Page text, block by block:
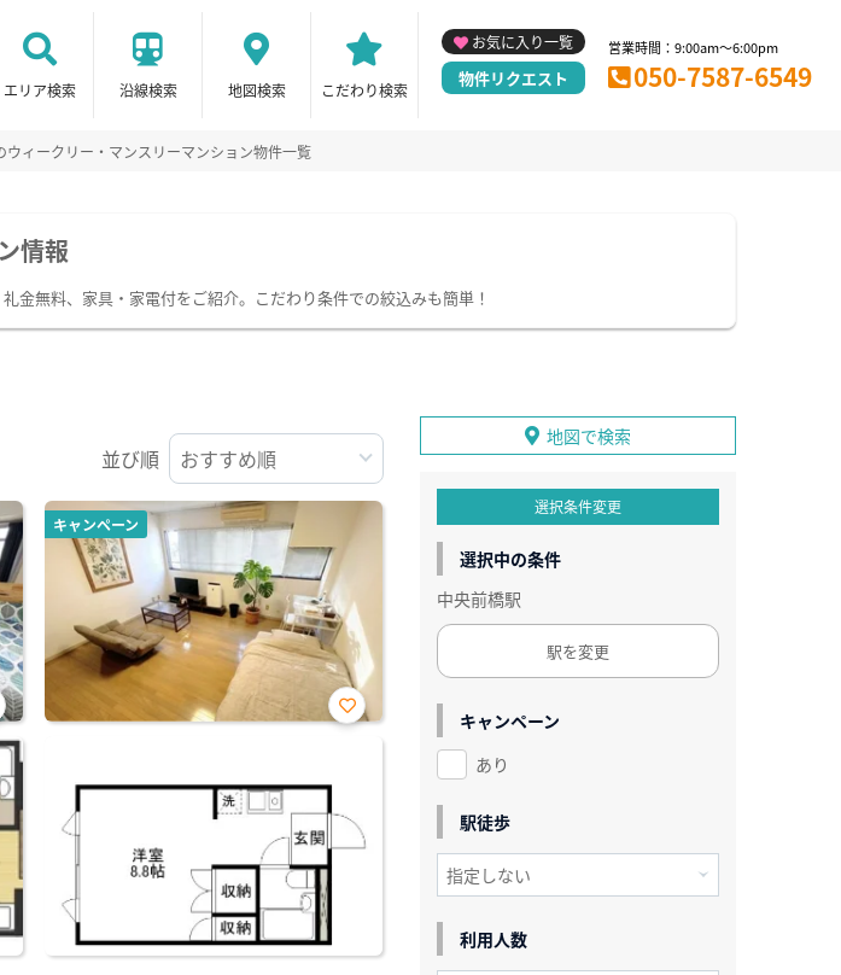
エリア検索 沿線検索 地図検索 こだわり検索
お気に入り一覧
物件リクエスト
営業時間：9:00am～6:00pm
050-7587-6549
ウィークリー・マンスリーマンション物件一覧
情報
金無料、家具・家電付をご紹介。こだわり条件での絞込みも簡単！
並び順
キャンペーン
お気
録
地図で検索
選択条件変更
選択中の条件
中央前橋駅
駅を変更
キャンペーン
あり
駅徒歩
利用人数